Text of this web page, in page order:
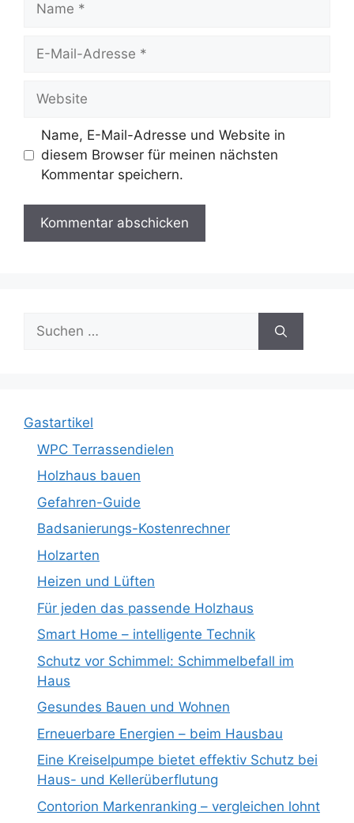
Mail-
Name, E-Mail-Adresse und Website in
diesem Browser für meinen nächsten
Kommentar speichern.
Suche
nach:
Gastartikel
WPC Terrassendielen
Holzhaus bauen
Gefahren-Guide
Badsanierungs-Kostenrechner
Holzarten
Heizen und Lüften
Für jeden das passende Holzhaus
Smart Home – intelligente Technik
Schutz vor Schimmel: Schimmelbefall im
Haus
Gesundes Bauen und Wohnen
Erneuerbare Energien – beim Hausbau
Eine Kreiselpumpe bietet effektiv Schutz bei
Haus- und Kellerüberflutung
Contorion Markenranking – vergleichen lohnt